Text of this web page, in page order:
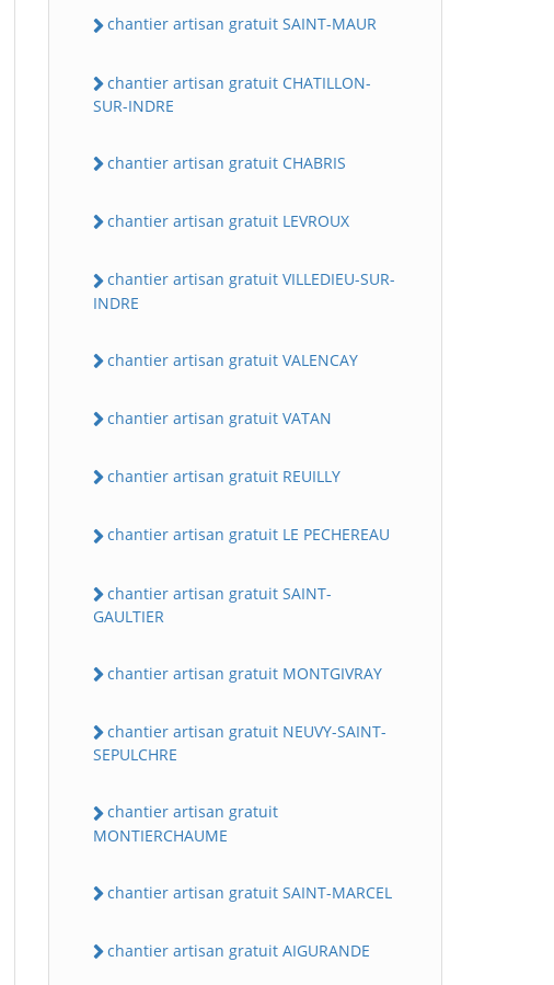
chantier artisan gratuit SAINT-MAUR
chantier artisan gratuit CHATILLON-
SUR-INDRE
chantier artisan gratuit CHABRIS
chantier artisan gratuit LEVROUX
chantier artisan gratuit VILLEDIEU-SUR-
INDRE
chantier artisan gratuit VALENCAY
chantier artisan gratuit VATAN
chantier artisan gratuit REUILLY
chantier artisan gratuit LE PECHEREAU
chantier artisan gratuit SAINT-
GAULTIER
chantier artisan gratuit MONTGIVRAY
chantier artisan gratuit NEUVY-SAINT-
SEPULCHRE
chantier artisan gratuit
MONTIERCHAUME
chantier artisan gratuit SAINT-MARCEL
chantier artisan gratuit AIGURANDE